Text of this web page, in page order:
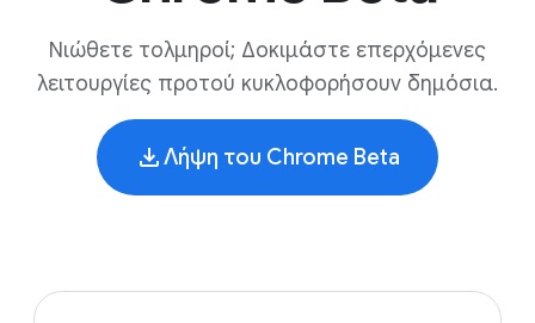
Νιώθετε τολμηροί; Δοκιμάστε επερχόμενες
λειτουργίες προτού κυκλοφορήσουν δημόσια.
Λήψη του Chrome Beta